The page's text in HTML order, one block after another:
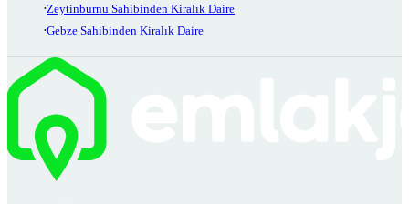
Zeytinburnu Sahibinden Kiralık Daire
Gebze Sahibinden Kiralık Daire